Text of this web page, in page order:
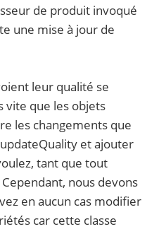
de produit invoqué
une mise à jour de
leur qualité se
vite que les objets
les changements que
et ajouter
tant que tout
nous devons
en aucun cas modifier
car cette classe